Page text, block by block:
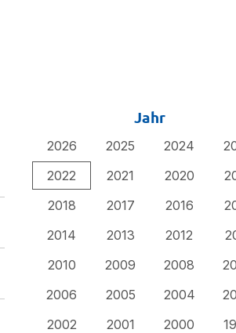
Jahr
2026 2025 2024
2022
2021 2020
2018
2017 2016
2014
2013 2012
2010
2009 2008
2006
2005 2004
2002
2001 2000